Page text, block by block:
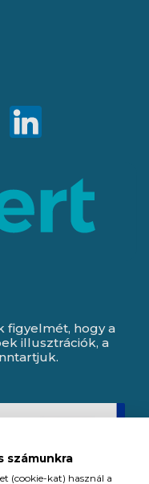
figyelmét, hogy a
illusztrációk, a
számunkra
(cookie-kat) használ a